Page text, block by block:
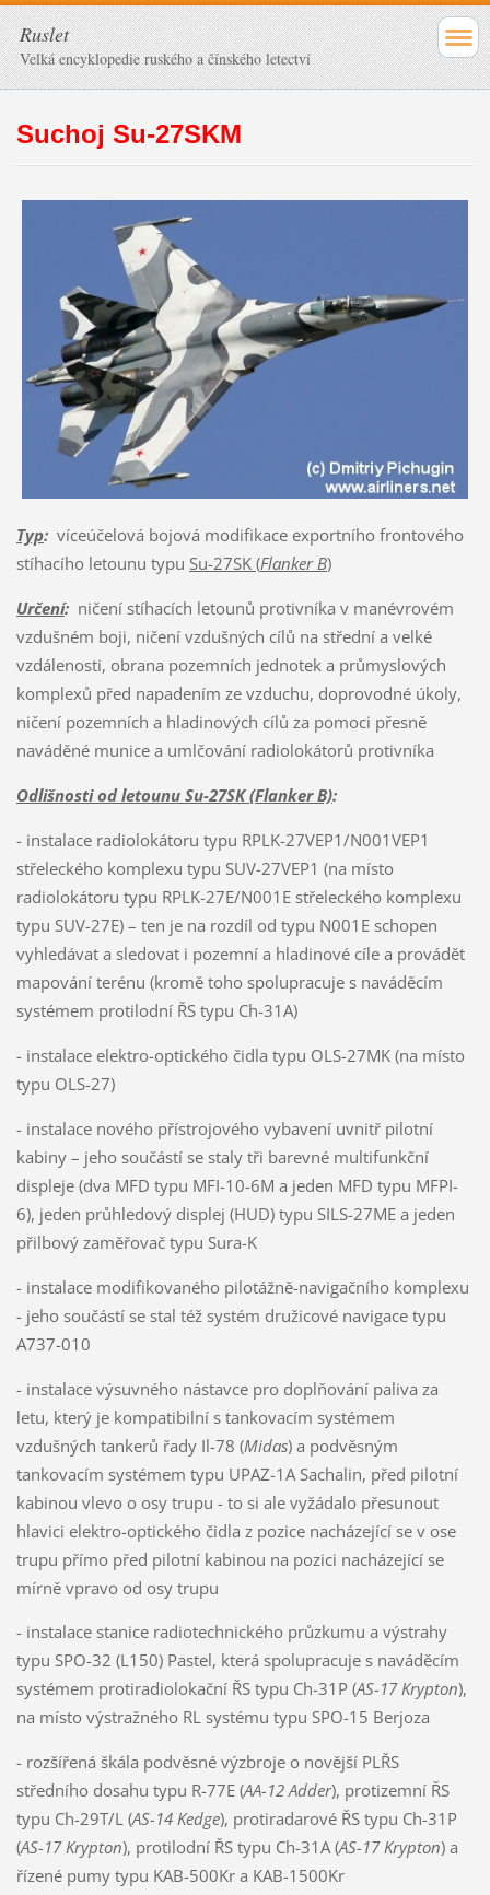
Ruslet
Velká encyklopedie ruského a čínského letectví
Suchoj Su-27SKM
Typ:víceúčelová bojová modifikace exportního frontového
stíhacího letounu typu Su-27SK (Flanker B)
Určení:ničení stíhacích letounů protivníka v manévrovém
vzdušném boji, ničení vzdušných cílů na střední a velké
vzdálenosti, obrana pozemních jednotek a průmyslových
komplexů před napadením ze vzduchu, doprovodné úkoly,
ničení pozemních a hladinových cílů za pomoci přesně
naváděné munice a umlčování radiolokátorů protivníka
Odlišnosti od letounu Su-27SK (Flanker B):
- instalace radiolokátoru typu RPLK-27VEP1/N001VEP1
střeleckého komplexu typu SUV-27VEP1 (na místo
radiolokátoru typu RPLK-27E/N001E střeleckého komplexu
typu SUV-27E) – ten je na rozdíl od typu N001E schopen
vyhledávat a sledovat i pozemní a hladinové cíle a provádět
mapování terénu (kromě toho spolupracuje s naváděcím
systémem protilodní ŘS typu Ch-31A)
- instalace elektro-optického čidla typu OLS-27MK (na místo
typu OLS-27)
- instalace nového přístrojového vybavení uvnitř pilotní
kabiny – jeho součástí se staly tři barevné multifunkční
displeje (dva MFD typu MFI-10-6M a jeden MFD typu MFPI-
6), jeden průhledový displej (HUD) typu SILS-27ME a jeden
přilbový zaměřovač typu Sura-K
- instalace modifikovaného pilotážně-navigačního komplexu
- jeho součástí se stal též systém družicové navigace typu
A737-010
- instalace výsuvného nástavce pro doplňování paliva za
letu, který je kompatibilní s tankovacím systémem
vzdušných tankerů řady Il-78 (Midas) a podvěsným
tankovacím systémem typu UPAZ-1A Sachalin, před pilotní
kabinou vlevo o osy trupu - to si ale vyžádalo přesunout
hlavici elektro-optického čidla z pozice nacházející se v ose
trupu přímo před pilotní kabinou na pozici nacházející se
mírně vpravo od osy trupu
- instalace stanice radiotechnického průzkumu a výstrahy
typu SPO-32 (L150) Pastel, která spolupracuje s naváděcím
systémem protiradiolokační ŘS typu Ch-31P (AS-17 Krypton),
na místo výstražného RL systému typu SPO-15 Berjoza
- rozšířená škála podvěsné výzbroje o novější PLŘS
středního dosahu typu R-77E (AA-12 Adder), protizemní ŘS
typu Ch-29T/L (AS-14 Kedge), protiradarové ŘS typu Ch-31P
(AS-17 Krypton), protilodní ŘS typu Ch-31A (AS-17 Krypton) a
řízené pumy typu KAB-500Kr a KAB-1500Kr